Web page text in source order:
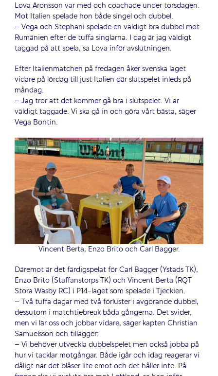
Lova Aronsson var med och coachade under torsdagen.
Mot Italien spelade hon både singel och dubbel.
– Vega och Stephani spelade en väldigt bra dubbel mot
Rumänien efter de tuffa singlarna. I dag är jag väldigt
taggad på att spela, sa Lova inför avslutningen.
Efter Italienmatchen på fredagen åker svenska laget
vidare på lördag till just Italien där slutspelet inleds på
måndag.
– Jag tror att det kommer gå bra i slutspelet. Vi är
väldigt taggade. Vi ska gå in och göra vårt bästa, säger
Vega Bontin.
Vincent Berta, Enzo Brito och Carl Bagger.
Däremot är det färdigspelat för Carl Bagger (Ystads TK),
Enzo Brito (Staffanstorps TK) och Vincent Berta (RQT
Stora Wäsby RC) i P14-laget som spelade i Tjeckien.
– Två tuffa dagar med två förluster i avgörande dubbel,
dessutom i matchtiebreak båda gångerna. Det svider,
men vi lär oss och jobbar vidare, säger kapten Christian
Samuelsson och tillägger:
– Vi behöver utveckla dubbelspelet men också jobba på
hur vi tacklar motgångar. Både igår och idag reagerar vi
dåligt när det blåser lite emot och det håller inte. På